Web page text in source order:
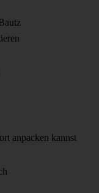
anpacken kannst